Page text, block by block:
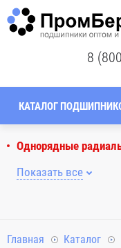
8
КАТАЛОГ
Однорядные
Показать все
Главная Каталог